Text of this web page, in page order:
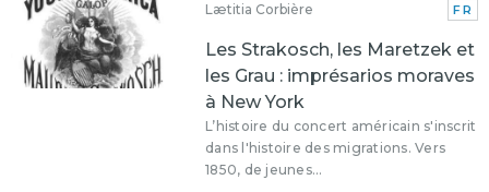
Lætitia Corbière FR
Les Strakosch, les Maretzek et
les Grau : imprésarios moraves
à New York
L’histoire du concert américain s'inscrit
dans l'histoire des migrations. Vers
1850, de jeunes...